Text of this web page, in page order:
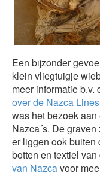
Een bijzonder
klein vliegtuigje
meer informatie b.v.
over de Nazca Lines
was het bezoek
Nazca´s. De
er liggen ook buiten
botten en textiel
van Nazcavoor